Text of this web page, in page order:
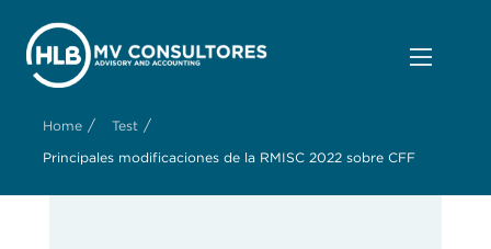
Home / Test /
Principales modificaciones de la RMISC 2022 sobre CFF